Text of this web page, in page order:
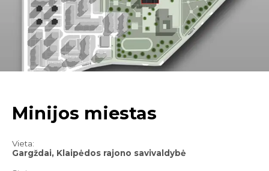
Minijos miestas
Vieta:
Gargždai, Klaipėdos rajono savivaldybė